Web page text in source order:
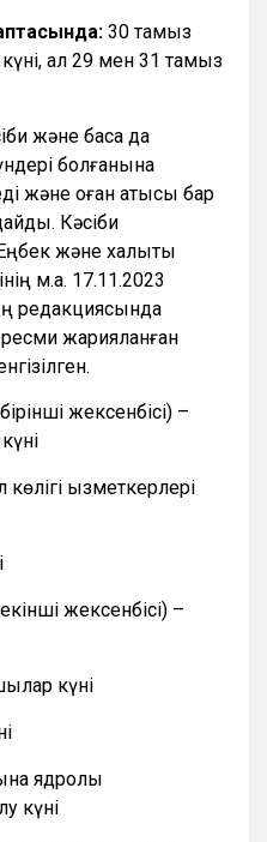
30 тамыз
ал 29 мен 31 тамыз
және басқа да
болғанына
және оған қатысы бар
Кәсіби
және халықты
м.а. 17.11.2023
редакциясында
жарияланған
жексенбісі) –
қызметкерлері
жексенбісі) –
күні
ядролық
күні